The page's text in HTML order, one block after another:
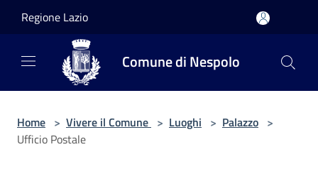
Regione Lazio
Comune di Nespolo
Home > Vivere il Comune > Luoghi > Palazzo >
Ufficio Postale